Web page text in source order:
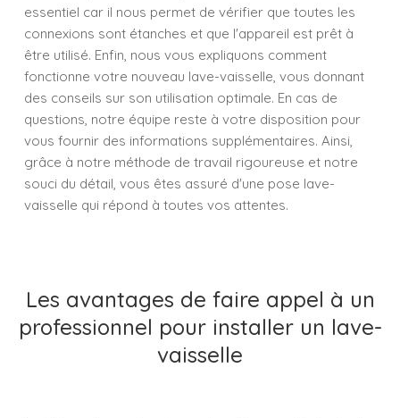
essentiel car il nous permet de vérifier que toutes les
connexions sont étanches et que l'appareil est prêt à
être utilisé. Enfin, nous vous expliquons comment
fonctionne votre nouveau lave-vaisselle, vous donnant
des conseils sur son utilisation optimale. En cas de
questions, notre équipe reste à votre disposition pour
vous fournir des informations supplémentaires. Ainsi,
grâce à notre méthode de travail rigoureuse et notre
souci du détail, vous êtes assuré d'une pose lave-
vaisselle qui répond à toutes vos attentes.
Les avantages de faire appel à un
professionnel pour installer un lave-
vaisselle